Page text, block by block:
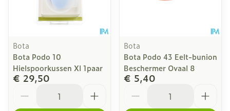
Bota
Bota Podo 10
Hielspoorkussen Xl 1paar
€ 29,50
Bota
Bota Podo 43 Eelt-bunion
Beschermer Ovaal 8
€ 5,40